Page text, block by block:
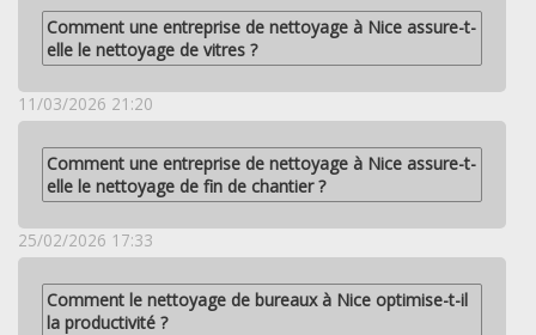
Comment une entreprise de nettoyage à Nice assure-t-
elle le nettoyage de vitres ?
11/03/2026 21:20
Comment une entreprise de nettoyage à Nice assure-t-
elle le nettoyage de fin de chantier ?
25/02/2026 17:33
Comment le nettoyage de bureaux à Nice optimise-t-il
la productivité ?